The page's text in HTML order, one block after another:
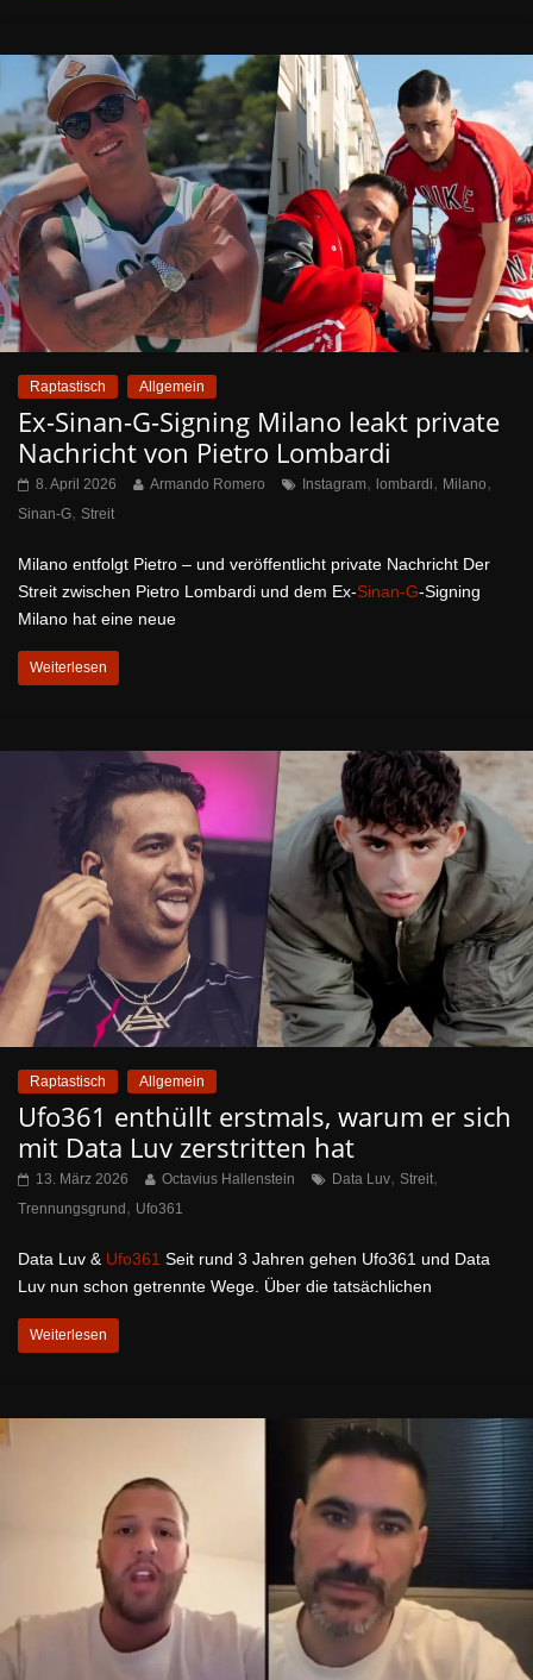
Raptastisch Allgemein
Ex-Sinan-G-Signing Milano leakt private
Nachricht von Pietro Lombardi
8. April 2026 Armando Romero Instagram, lombardi, Milano,
Sinan-G, Streit
Milano entfolgt Pietro – und veröffentlicht private Nachricht Der
Streit zwischen Pietro Lombardi und dem Ex-Sinan-G-Signing
Milano hat eine neue
Weiterlesen
Raptastisch Allgemein
Ufo361 enthüllt erstmals, warum er sich
mit Data Luv zerstritten hat
13. März 2026 Octavius Hallenstein Data Luv, Streit,
Trennungsgrund, Ufo361
Data Luv & Ufo361 Seit rund 3 Jahren gehen Ufo361 und Data
Luv nun schon getrennte Wege. Über die tatsächlichen
Weiterlesen